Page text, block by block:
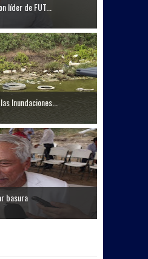
líder de FUT...
Inundaciones...
basura